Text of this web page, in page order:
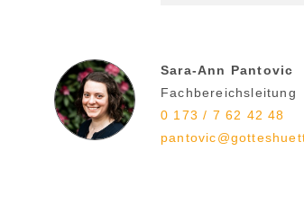
Sara-Ann Pantovic
Fachbereichsleitung
0 173 / 7 62 42 48